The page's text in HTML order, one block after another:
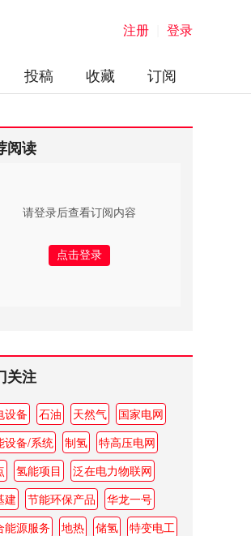
注册 登录
订阅
收藏
投稿
阅读
请登录后查看订阅内容
关注
设备 石油 天然气
国家电网
设备/系统
制氢
特高压电网
氢能项目
泛在电力物联网
建
节能环保产品
华龙一号
能源服务
地热 储氢
特变电工